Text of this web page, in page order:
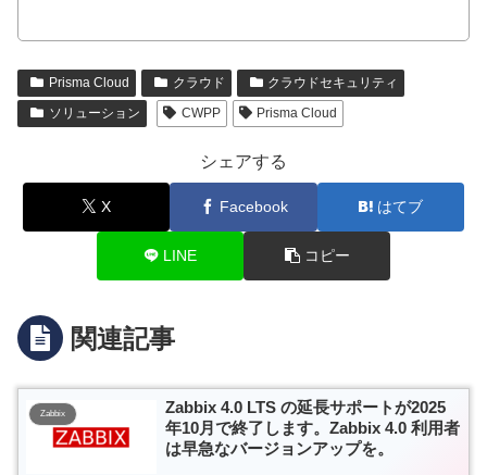
Prisma Cloud クラウド
クラウドセキュリティ
ソリューション
CWPP Prisma Cloud
シェアする
X Facebook はてブ
LINE コピー
関連記事
Zabbix
Zabbix 4.0 LTS の延長サポートが2025
年10月で終了します。Zabbix 4.0 利用者
は早急なバージョンアップを。